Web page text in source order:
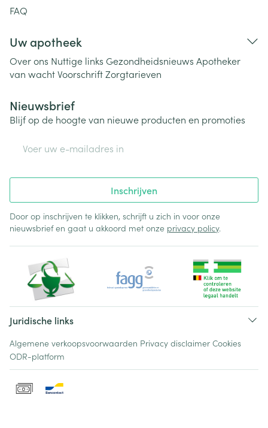
FAQ
Uw apotheek
Over ons Nuttige links Gezondheidsnieuws Apotheker
van wachtVoorschriftZorgtarieven
Nieuwsbrief
Blijf op de hoogte van nieuwe producten en promoties
Inschrijven
Door op inschrijven te klikken, schrijft u zich in voor onze
nieuwsbrief en gaat u akkoord met onze privacy policy.
Juridische links
Algemene verkoopsvoorwaarden Privacy disclaimer Cookies
ODR-platform